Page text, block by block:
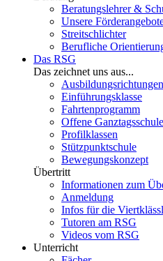
Beratungslehrer &
Unsere
Streitschlichter
Berufliche
Das RSG
Das zeichnet uns aus...
Ausbildungsrichtungen
Einführungsklasse
Fahrtenprogramm
Offene Ganztagsschule
Profilklassen
Stützpunktschule
Bewegungskonzept
Übertritt
Informationen zum
Anmeldung
Infos für die
Tutoren am RSG
Videos vom RSG
Unterricht